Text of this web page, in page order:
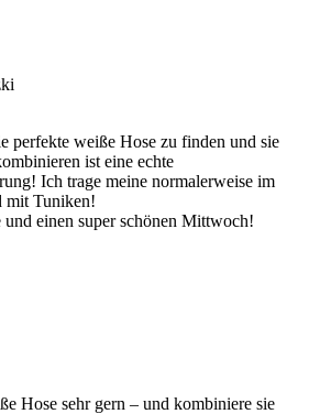
perfekte weiße Hose zu finden und sie
ist eine echte
Ich trage meine normalerweise im
mit Tuniken!
einen super schönen Mittwoch!
Hose sehr gern – und kombiniere sie